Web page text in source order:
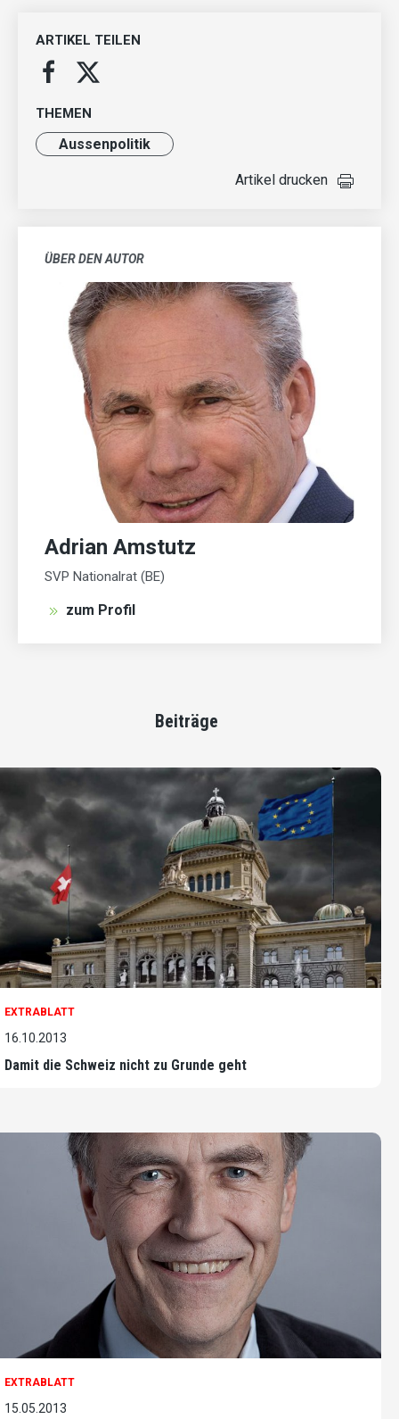
ARTIKEL TEILEN
THEMEN
Aussenpolitik
Artikel drucken
ÜBER DEN AUTOR
Adrian Amstutz
SVP Nationalrat (BE)
zum Profil
Beiträge
EXTRABLATT
16.10.2013
Damit die Schweiz nicht zu Grunde geht
EXTRABLATT
15.05.2013